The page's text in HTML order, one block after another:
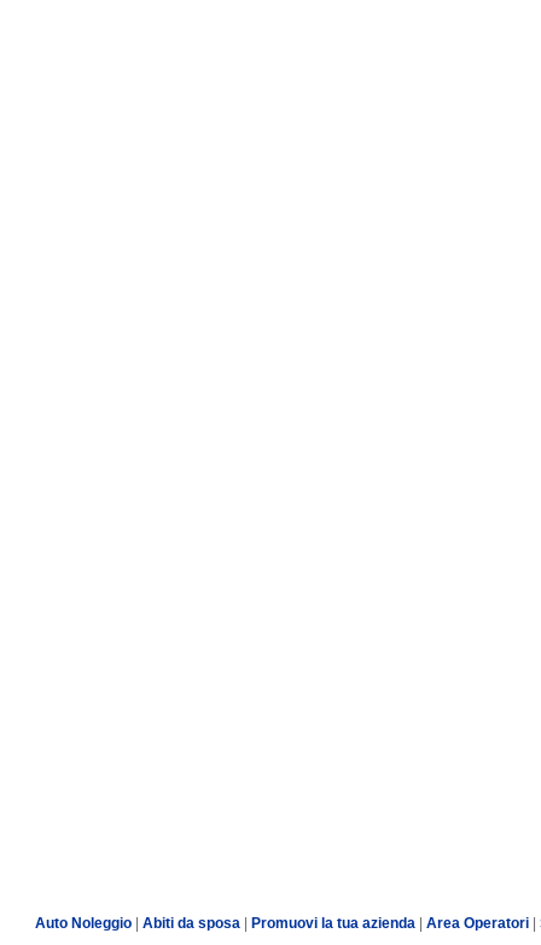
Auto Noleggio| Abiti da sposa| Promuovi la tua azienda Area Operatori